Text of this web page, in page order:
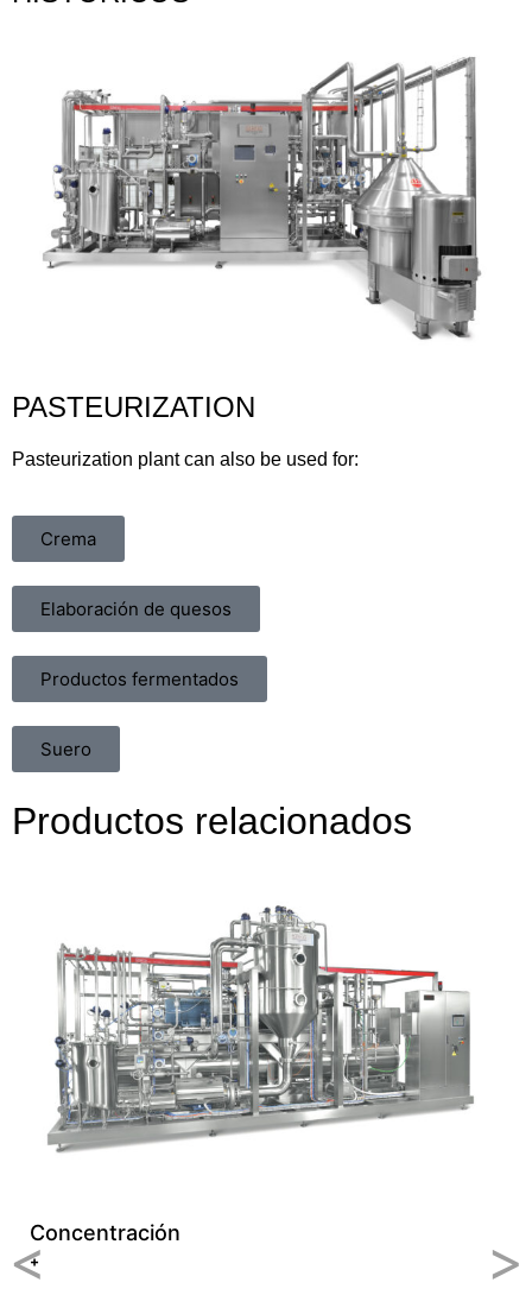
PASTEURIZATION
Pasteurization plant can also be used for:
Crema
Elaboración de quesos
Productos fermentados
Suero
Productos relacionados
<Concentración
+ >